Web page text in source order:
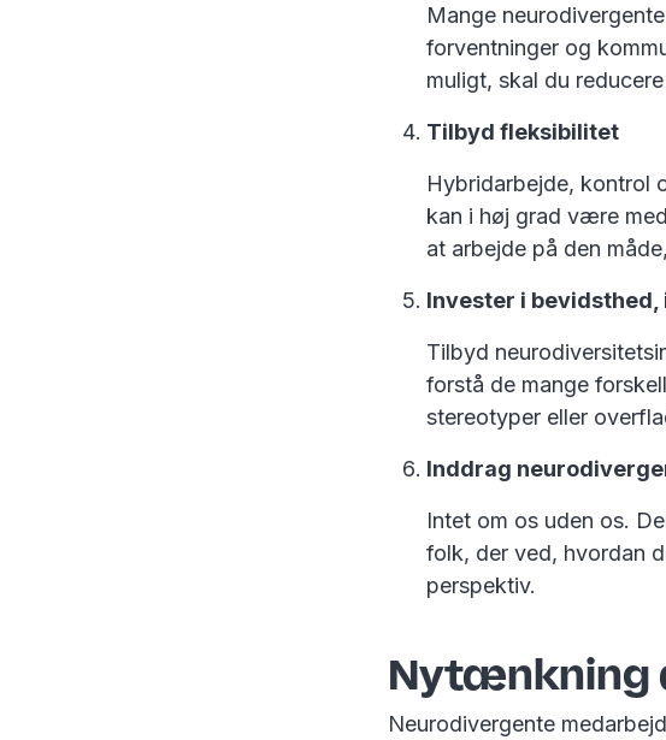
Mange
forventninger og
muligt, skal du
Tilbyd fleksibilitet
Hybridarbejde, kontrol
kan i høj grad være
at arbejde på den
Invester i bevidsthed,
Tilbyd
forstå de mange
stereotyper eller
Inddrag
Intet om os uden os.
folk, der ved, hvordan
perspektiv.
Nytænkning
Neurodivergente